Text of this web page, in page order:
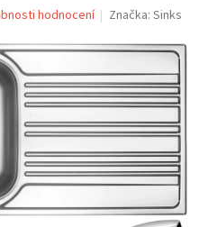
hodnocení Značka:Sinks